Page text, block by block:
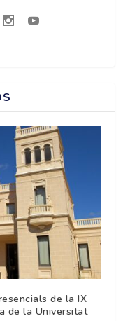
de la IX
de la Universitat